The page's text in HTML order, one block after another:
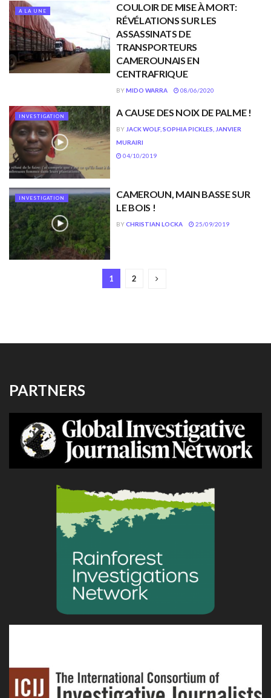
A LA UNE
COULOIR DE MISE À MORT:
RÉVÉLATIONS SUR LES
ASSASSINATS DE
TRANSPORTEURS
CAMEROUNAIS EN
CENTRAFRIQUE
BYMIDO WARRA 08/06/2020
INVESTIGATION A CAUSE DES NOIX DE PALME !
BY JACK WOLF, SOPHIA PICKLES, JANVIER
MURAIRI
04/10/2019
INVESTIGATION
CAMEROUN, MAIN BASSE SUR
LE BOIS !
BYCHRISTIAN LOCKA 25/09/2019
1 2
PARTNERS